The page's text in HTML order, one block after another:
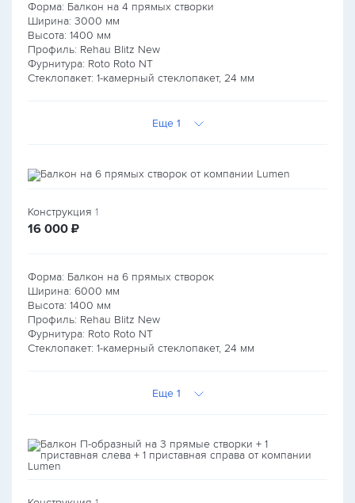
Форма: Балкон на 4 прямых створки
Ширина: 3000 мм
Высота: 1400 мм
Профиль: Rehau Blitz New
Фурнитура: Roto Roto NT
Стеклопакет: 1-камерный стеклопакет, 24 мм
Еще 1
Конструкция 1
16 000 руб.
₽
Форма: Балкон на 6 прямых створок
Ширина: 6000 мм
Высота: 1400 мм
Профиль: Rehau Blitz New
Фурнитура: Roto Roto NT
Стеклопакет: 1-камерный стеклопакет, 24 мм
Еще 1